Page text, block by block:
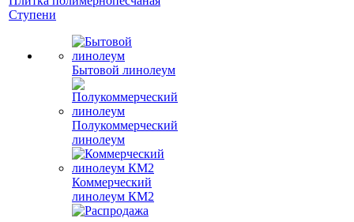
Ступени
Бытовой линолеум
Полукоммерческий
линолеум
Коммерческий
линолеум КМ2